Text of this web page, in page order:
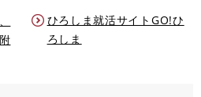
ひろしま就活サイトGO!ひ
ろしま